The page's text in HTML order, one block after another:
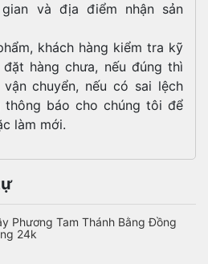
và địa điểm nhận sản
khách hàng kiểm tra kỹ
hàng chưa, nếu đúng thì
chuyển, nếu có sai lệch
thông báo cho chúng tôi để
làm mới.
Phương Tam Thánh Bằng Đồng
24k